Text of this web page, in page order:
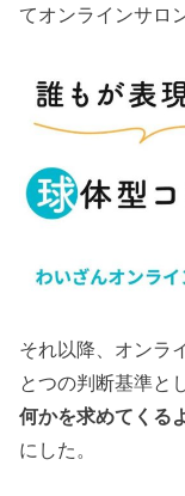
てオンラインサロ
それ以降、オンラ
とつの判断基準と
何かを求めてくる
にした。